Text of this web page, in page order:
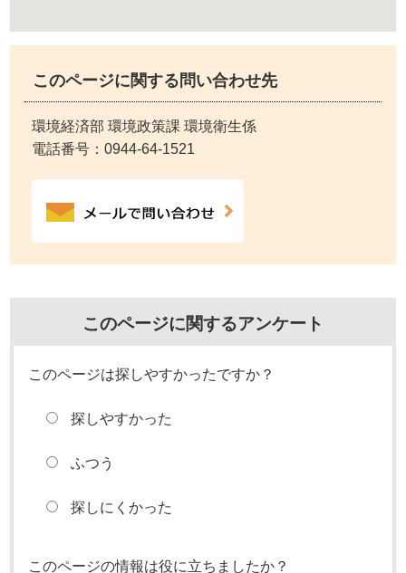
このページに関する問い合わせ先
環境経済部 環境政策課 環境衛生係
電話番号：0944-64-1521
このページに関するアンケート
このページは探しやすかったですか？
探しやすかった
ふつう
探しにくかった
このページの情報は役に立ちましたか？